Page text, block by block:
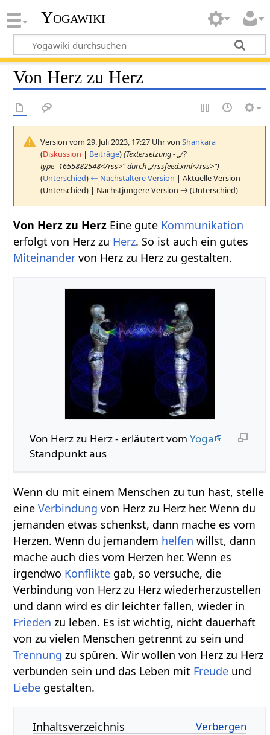
Yogawiki
Von Herz zu Herz
Version vom 29. Juli 2023, 17:27 Uhr vonShankara
(Diskussion | Beiträge)(Textersetzung - „/?
type=1655882548</rss>“ durch „/rssfeed.xml</rss>“)
(Unterschied) ← Nächstältere Version | Aktuelle Version
(Unterschied) | Nächstjüngere Version → (Unterschied)
Von Herz zu Herz Eine gute Kommunikation
erfolgt von Herz zu Herz. So ist auch ein gutes
Miteinander von Herz zu Herz zu gestalten.
Von Herz zu Herz - erläutert vom Yoga
Standpunkt aus
Wenn du mit einem Menschen zu tun hast, stelle
eineVerbindung von Herz zu Herz her. Wenn du
jemanden etwas schenkst, dann mache es vom
Herzen. Wenn du jemandem helfen willst, dann
mache auch dies vom Herzen her. Wenn es
irgendwo Konflikte gab, so versuche, die
Verbindung von Herz zu Herz wiederherzustellen
und dann wird es dir leichter fallen, wieder in
Frieden zu leben. Es ist wichtig, nicht dauerhaft
von zu vielen Menschen getrennt zu sein und
Trennung zu spüren. Wir wollen von Herz zu Herz
verbunden sein und das Leben mit Freude und
Liebe gestalten.
Inhaltsverzeichnis